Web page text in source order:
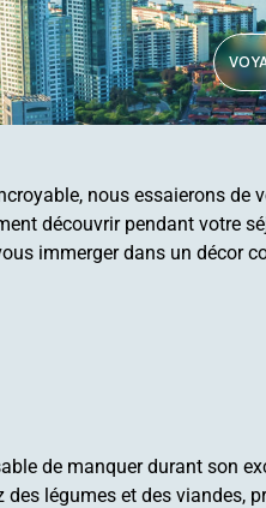
nous essaierons de
découvrir pendant votre
immerger dans un décor
de manquer durant son
légumes et des viandes,